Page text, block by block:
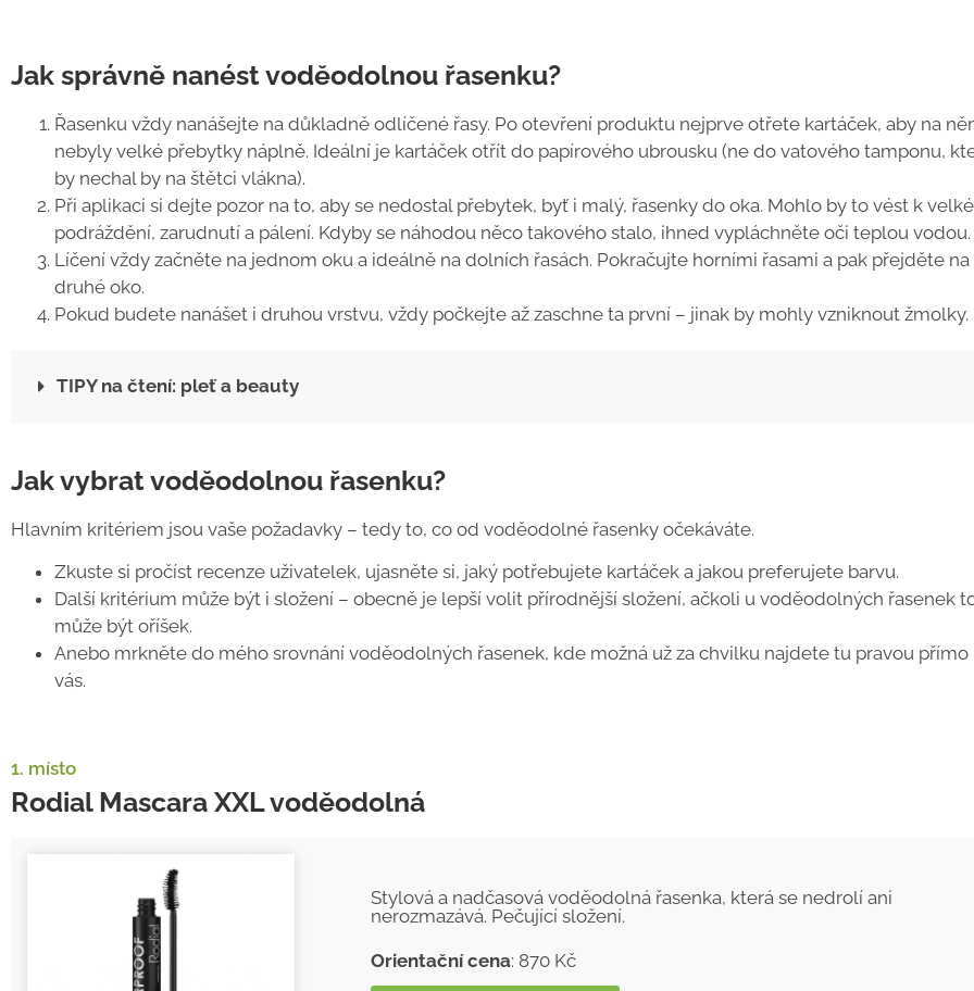
Jak správně nanést voděodolnou řasenku?
Řasenku vždy nanášejte na důkladně odlíčené řasy. Po otevření produktu nejprve otřete kartáček, aby na
nebyly velké přebytky náplně. Ideální je kartáček otřít do papírového ubrousku (ne do vatového tamponu,
by nechal by na štětci vlákna).
Při aplikaci si dejte pozor na to, aby se nedostal přebytek, byť i malý, řasenky do oka. Mohlo by to vést k
podráždění, zarudnutí a pálení. Kdyby se náhodou něco takového stalo, ihned vypláchněte oči teplou vodou.
Líčení vždy začněte na jednom oku a ideálně na dolních řasách. Pokračujte horními řasami a pak přejděte na
druhé oko.
Pokud budete nanášet i druhou vrstvu, vždy počkejte až zaschne ta první – jinak by mohly vzniknout žmolky.
TIPY na čtení: pleť a beauty
Jak vybrat voděodolnou řasenku?
Hlavním kritériem jsou vaše požadavky – tedy to, co od voděodolné řasenky očekáváte.
Zkuste si pročíst recenze uživatelek, ujasněte si, jaký potřebujete kartáček a jakou preferujete barvu.
Další kritérium může být i složení – obecně je lepší volit přírodnější složení, ačkoli u voděodolných řasenek
může být oříšek.
Anebo mrkněte do mého srovnání voděodolných řasenek, kde možná už za chvilku najdete tu pravou přímo
vás.
1. místo
Rodial Mascara XXL voděodolná
Stylová a nadčasová voděodolná řasenka, která se nedrolí ani
nerozmazává. Pečující složení.
Orientační cena: 870 Kč